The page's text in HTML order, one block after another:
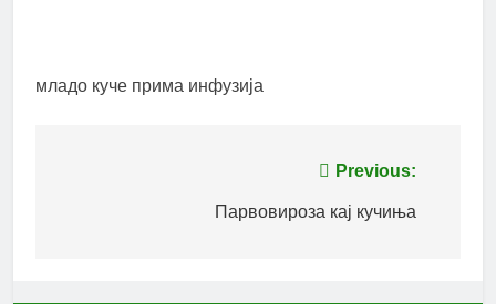
младо куче прима инфузија
Previous:
Парвовироза кај кучиња